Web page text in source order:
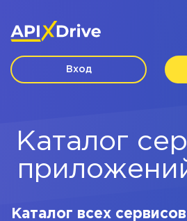
Вход
Каталог
Каталог всех